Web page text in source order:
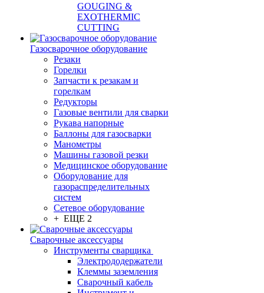
GOUGING &
EXOTHERMIC
CUTTING
Газосварочное оборудование
Резаки
Горелки
Запчасти к резакам и
горелкам
Редукторы
Газовые вентили для сварки
Рукава напорные
Баллоны для газосварки
Манометры
Машины газовой резки
Медицинское оборудование
Оборудование для
газораспределительных
систем
Сетевое оборудование
+ ЕЩЕ 2
Сварочные аксессуары
Инструменты сварщика
Электрододержатели
Клеммы заземления
Сварочный кабель